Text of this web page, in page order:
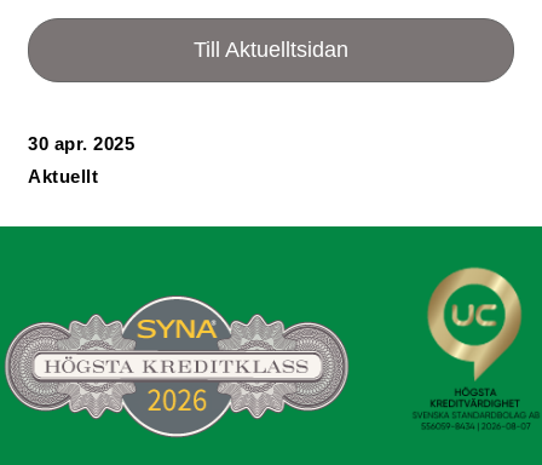
Till Aktuelltsidan
30 apr. 2025
Aktuellt